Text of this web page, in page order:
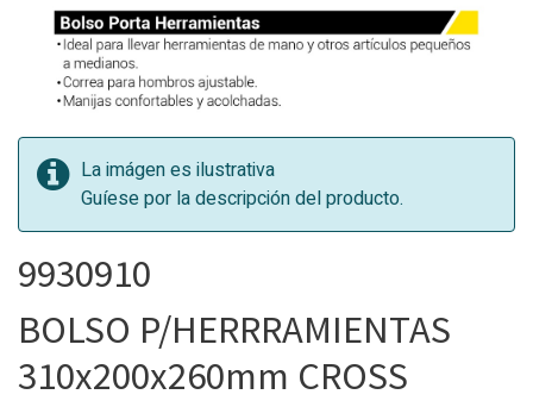
La imágen es ilustrativa
Guíese por la descripción del producto.
9930910
BOLSO P/HERRRAMIENTAS
310x200x260mm CROSS